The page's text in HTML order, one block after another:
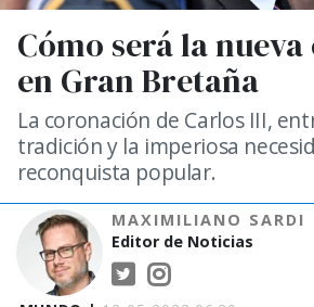
Cómo será la
en Gran Bretaña
La coronación de Carlos III,
tradición y la imperiosa
reconquista popular.
MAXIMILIANO SARDI
Editor de Noticias